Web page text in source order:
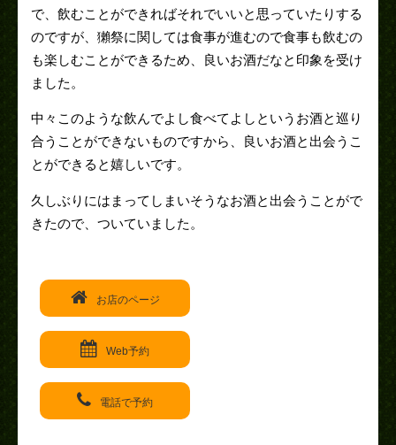
で、飲むことができればそれでいいと思っていたりする
のですが、獺祭に関しては食事が進むので食事も飲むの
も楽しむことができるため、良いお酒だなと印象を受け
ました。
中々このような飲んでよし食べてよしというお酒と巡り
合うことができないものですから、良いお酒と出会うこ
とができると嬉しいです。
久しぶりにはまってしまいそうなお酒と出会うことがで
きたので、ついていました。
お店のページ
Web予約
電話で予約